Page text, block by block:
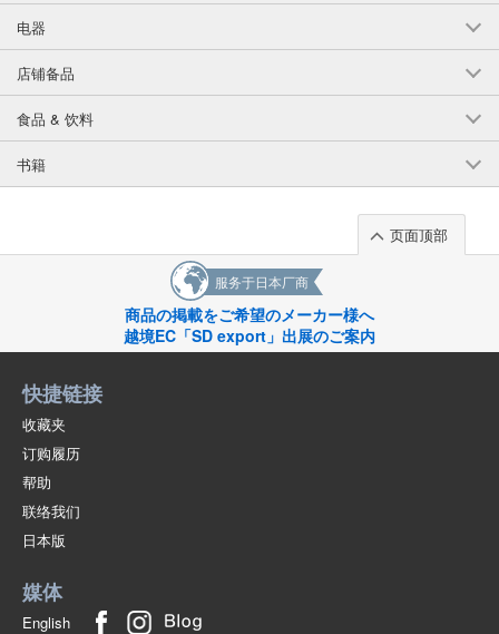
电器
店铺备品
食品 & 饮料
书籍
页面顶部
服务于日本厂商
商品の掲載をご希望のメーカー様へ
越境EC「SD export」出展のご案内
快捷链接
收藏夹
订购履历
帮助
联络我们
日本版
媒体
English